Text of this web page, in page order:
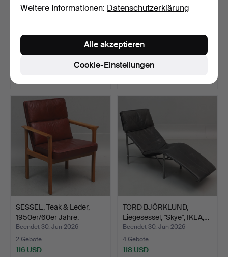
ARMLEHNSTUHL,
Jahrhundert.
Beendet 4. Jul 2026
PINNSTÜHLE, 4 Stk., 20.
Jh.
Beendet 1. Jul 2026
3 Gebote
SESSEL, Teak & Leder,
1950er/60er Jahre.
Beendet 30. Jun 2026
2 Gebote
116 USD
TORD BJÖRKLUND,
Liegesessel, "Skye", IKEA,…
Beendet 30. Jun 2026
4 Gebote
118 USD
Weitere Informationen: Datenschutzerklärung
Cookie-Einstellungen
Alle akzeptieren